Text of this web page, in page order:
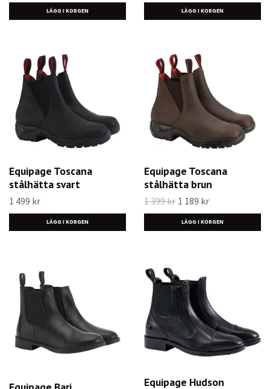
LÄGG I KORGEN LÄGG I KORGEN
Equipage Toscana
stålhätta svart
1 499 kr
LÄGG I KORGEN
Equipage Toscana
stålhätta brun
1 399 kr 1 189 kr
LÄGG I KORGEN
Equipage Hudson